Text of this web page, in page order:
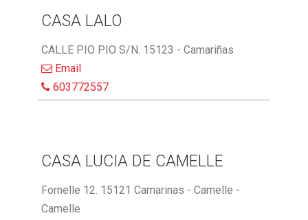
CASA LALO
CALLE PIO PIO S/N. 15123 - Camariñas
Email
603772557
CASA LUCIA DE CAMELLE
Fornelle 12. 15121 Camarinas - Camelle -
Camelle